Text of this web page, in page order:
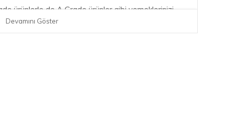
ürünlerle de A Grade ürünler gibi yemeklerinizi
elde edebilirsiniz.
Devamını Göster